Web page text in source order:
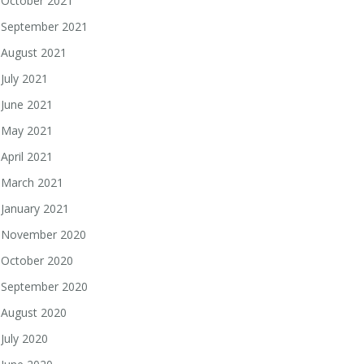
September 2021
August 2021
July 2021
June 2021
May 2021
April 2021
March 2021
January 2021
November 2020
October 2020
September 2020
August 2020
July 2020